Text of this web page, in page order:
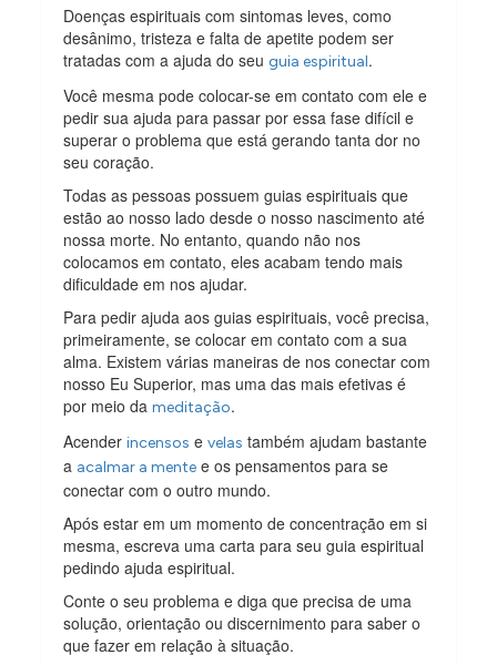
Doenças espirituais com sintomas leves, como
desânimo, tristeza e falta de apetite podem ser
tratadas com a ajuda do seuguia espiritual.
Você mesma pode colocar-se em contato com ele e
pedir sua ajuda para passar por essa fase difícil e
superar o problema que está gerando tanta dor no
seu coração.
Todas as pessoas possuem guias espirituais que
estão ao nosso lado desde o nosso nascimento até
nossa morte. No entanto, quando não nos
colocamos em contato, eles acabam tendo mais
dificuldade em nos ajudar.
Para pedir ajuda aos guias espirituais, você precisa,
primeiramente, se colocar em contato com a sua
alma. Existem várias maneiras de nos conectar com
nosso Eu Superior, mas uma das mais efetivas é
por meio dameditação.
Acenderincensos evelas também ajudam bastante
a acalmar a mente e os pensamentos para se
conectar com o outro mundo.
Após estar em um momento de concentração em si
mesma, escreva uma carta para seu guia espiritual
pedindo ajuda espiritual.
Conte o seu problema e diga que precisa de uma
solução, orientação ou discernimento para saber o
que fazer em relação à situação.